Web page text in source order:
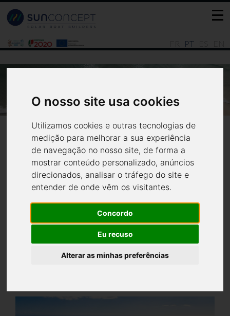
PT
O nosso site usa cookies
Utilizamos cookies e outras tecnologias de
medição para melhorar a sua experiência
de navegação no nosso site, de forma a
mostrar conteúdo personalizado, anúncios
direcionados, analisar o tráfego do site e
entender de onde vêm os visitantes.
Concordo
Eu recuso
Alterar as minhas preferências
Notícias Últimas
Cat 12.0 Lounge em La
Romana
Atracado na marina da Casa de Campo, em La Romana,
Républica Dominicana, o Cat 12 Lounge com 2 motores